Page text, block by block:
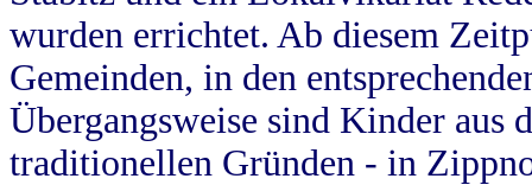
wurden errichtet. Ab diesem
Gemeinden, in den
Übergangsweise sind Kinder aus
traditionellen Gründen - in